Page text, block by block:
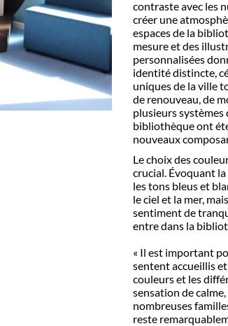
contraste avec les
créer une atmosphè
espaces de la
mesure et des
personnalisées
identité distincte,
uniques de la ville
de renouveau, de
plusieurs systèmes
bibliothèque ont
nouveaux
Le choix des
crucial. Évoquant
les tons bleus et
le ciel et la mer,
sentiment de
entre dans la
« Il est important
sentent accueillis
couleurs et les diffé
sensation de
nombreuses
reste